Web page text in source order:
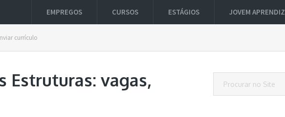
EMPREGOS CURSOS ESTÁGIOS JOVEM APRENDIZ
currículo
Estruturas: vagas,